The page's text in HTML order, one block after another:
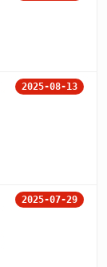
2025-08-13
2025-07-29